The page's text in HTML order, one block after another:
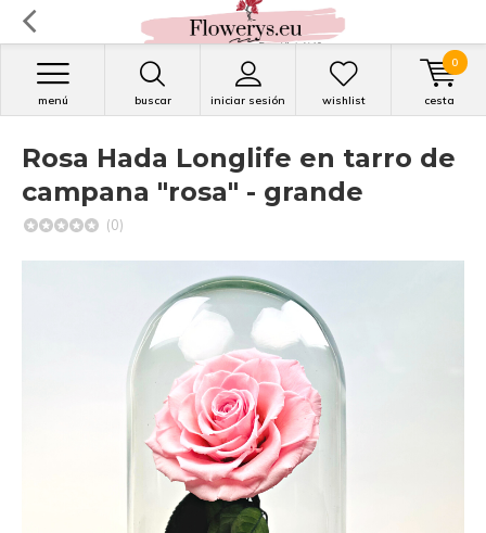
buscar iniciar sesión
menú wishlist cesta
0
Rosa Hada Longlife en tarro de
campana "rosa" - grande
(0)